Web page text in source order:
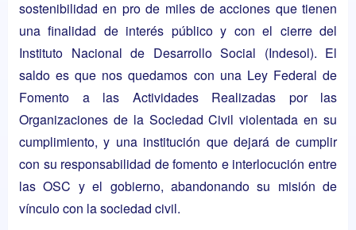
sostenibilidad en pro de miles de acciones que tienen
una finalidad de interés público y con el cierre del
Instituto Nacional de Desarrollo Social (Indesol). El
saldo es que nos quedamos con una Ley Federal de
Fomento a las Actividades Realizadas por las
Organizaciones de la Sociedad Civil violentada en su
cumplimiento, y una institución que dejará de cumplir
con su responsabilidad de fomento e interlocución entre
las OSC y el gobierno, abandonando su misión de
vínculo con la sociedad civil.